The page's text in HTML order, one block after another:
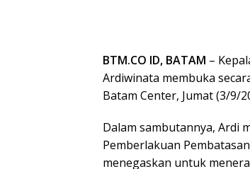
BTM.CO ID, BATAM –
Ardiwinata membuka
Batam Center, Jumat (3/9/
Dalam sambutannya, Ardi
Pemberlakuan
menegaskan untuk